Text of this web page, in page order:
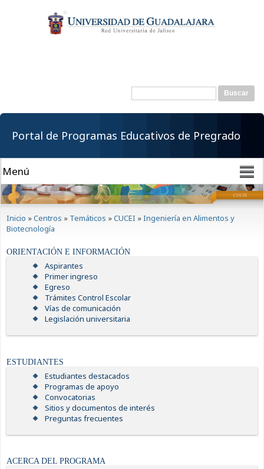
contenido
principal
Formulario de
Buscar
Portal de Programas Educativos de Pregrado
Inicio »Centros » Temáticos »CUCEI »Ingeniería en Alimentos y
Biotecnología
ORIENTACIÓN E INFORMACIÓN
Aspirantes
Primer ingreso
Egreso
Trámites Control Escolar
Vías de comunicación
Legislación universitaria
ESTUDIANTES
Estudiantes destacados
Programas de apoyo
Convocatorias
Sitios y documentos de interés
Preguntas frecuentes
ACERCA DEL PROGRAMA